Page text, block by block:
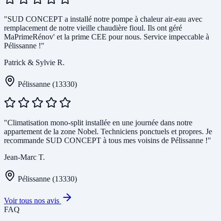
"SUD CONCEPT a installé notre pompe à chaleur air-eau avec
remplacement de notre vieille chaudière fioul. Ils ont géré
MaPrimeRénov' et la prime CEE pour nous. Service impeccable à
Pélissanne !"
Patrick & Sylvie R.
Pélissanne (13330)
"Climatisation mono-split installée en une journée dans notre
appartement de la zone Nobel. Techniciens ponctuels et propres. Je
recommande SUD CONCEPT à tous mes voisins de Pélissanne !"
Jean-Marc T.
Pélissanne (13330)
Voir tous nos avis
FAQ